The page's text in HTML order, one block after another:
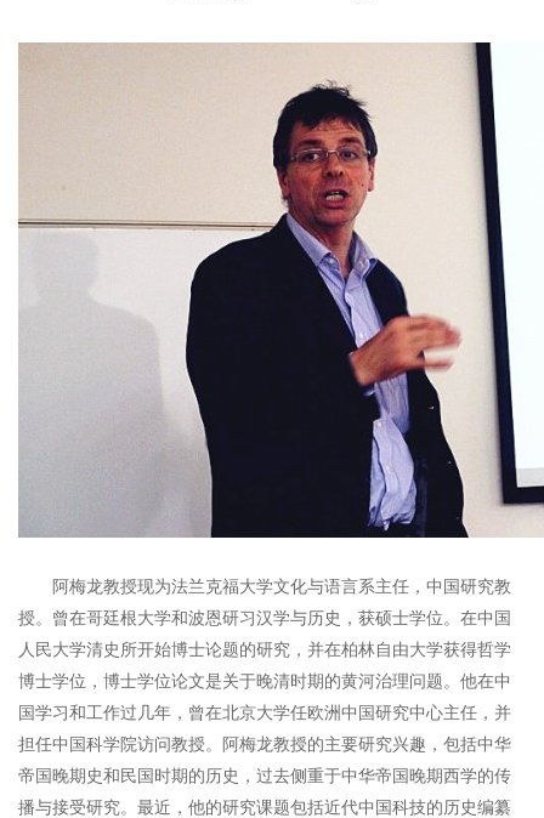
阿梅龙教授现为法兰克福大学文化与语言系主任，中国研究教
授。曾在哥廷根大学和波恩研习汉学与历史，获硕士学位。在中国
人民大学清史所开始博士论题的研究，并在柏林自由大学获得哲学
博士学位，博士学位论文是关于晚清时期的黄河治理问题。他在中
国学习和工作过几年，曾在北京大学任欧洲中国研究中心主任，并
担任中国科学院访问教授。阿梅龙教授的主要研究兴趣，包括中华
帝国晚期史和民国时期的历史，过去侧重于中华帝国晚期西学的传
播与接受研究。最近，他的研究课题包括近代中国科技的历史编纂